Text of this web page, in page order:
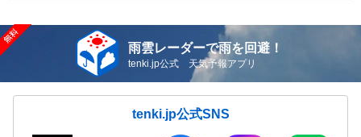
雨雲レーダーで雨を回避！
tenki.jp公式 天気予報アプリ
tenki.jp公式SNS